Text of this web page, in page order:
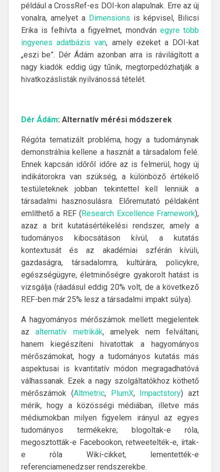
például a CrossRef-es DOI-kon alapulnak. Erre az új
vonalra, amelyet a Dimensions is képvisel, Bilicsi
Erika is felhívta a figyelmet, mondván egyre több
ingyenes adatbázis van, amely ezeket a DOI-kat
„eszi be”. Dér Ádám azonban arra is rávilágított a
nagy kiadók eddig úgy tűnik, megtorpedózhatják a
hivatkozáslisták nyilvánossá tételét.
Dér Ádám: Alternatív mérési módszerek
Régóta tematizált probléma, hogy a tudománynak
demonstrálnia kellene a hasznát a társadalom felé.
Ennek kapcsán időről időre az is felmerül, hogy új
indikátorokra van szükség, a különböző értékelő
testületeknek jobban tekintettel kell lenniük a
társadalmi hasznosulásra. Előremutató példaként
említhető a REF (Research Excellence Framework),
azaz a brit kutatásértékelési rendszer, amely a
tudományos kibocsátáson kívül, a kutatás
kontextusát és az akadémiai szférán kívüli,
gazdaságra, társadalomra, kultúrára, policykre,
egészségügyre, életminőségre gyakorolt hatást is
vizsgálja (ráadásul eddig 20% volt, de a következő
REF-ben már 25% lesz a társadalmi impakt súlya).
A hagyományos mérőszámok mellett megjelentek
azalternatív metrikák, amelyek nem felváltani,
hanem kiegészíteni hivatottak a hagyományos
mérőszámokat, hogy a tudományos kutatás más
aspektusai is kvantitatív módon megragadhatóvá
válhassanak. Ezek a nagy szolgáltatókhoz köthető
mérőszámok (Altmetric, PlumX, Impactstory) azt
mérik, hogy a közösségi médiában, illetve más
médiumokban milyen figyelem irányul az egyes
tudományos termékekre; blogoltak-e róla,
megosztották-e Facebookon, retweetelték-e, írtak-
e róla Wiki-cikket, lementették-e
referenciamenedzser rendszerekbe.